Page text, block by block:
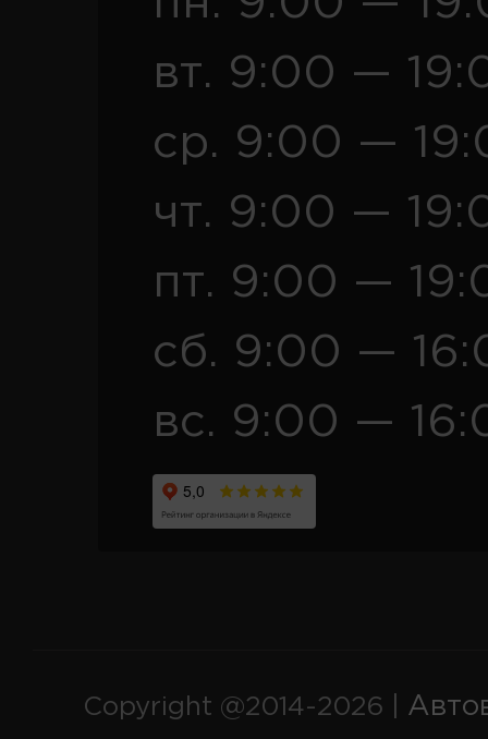
вт. 9:00 —
ср. 9:00 —
чт. 9:00 —
пт. 9:00 —
сб. 9:00 —
вс. 9:00 —
Copyright @2014-2026 |